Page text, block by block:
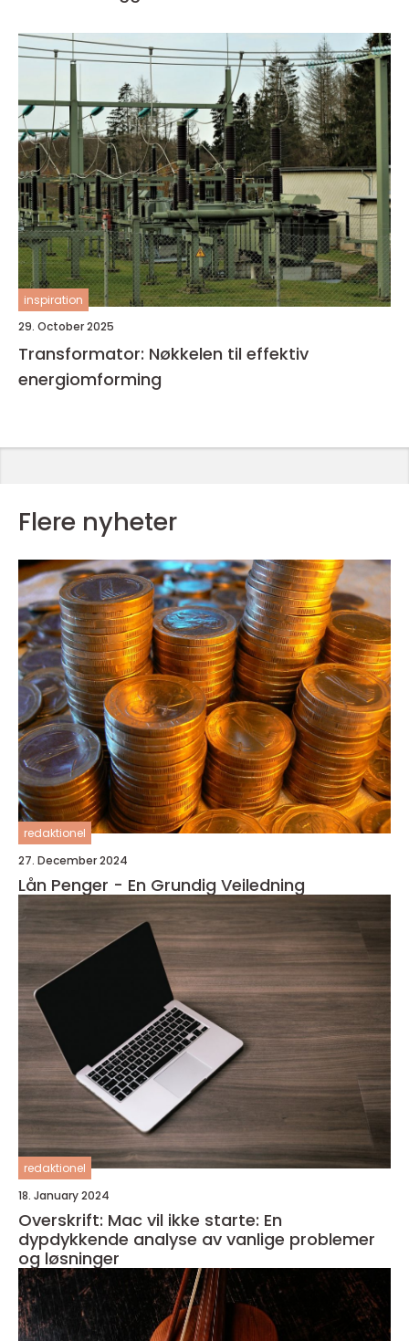
inspiration
29. October 2025
Transformator: Nøkkelen til effektiv
energiomforming
Flere nyheter
redaktionel
27. December 2024
Lån Penger - En Grundig Veiledning
redaktionel
18. January 2024
Overskrift: Mac vil ikke starte: En
dypdykkende analyse av vanlige problemer
og løsninger